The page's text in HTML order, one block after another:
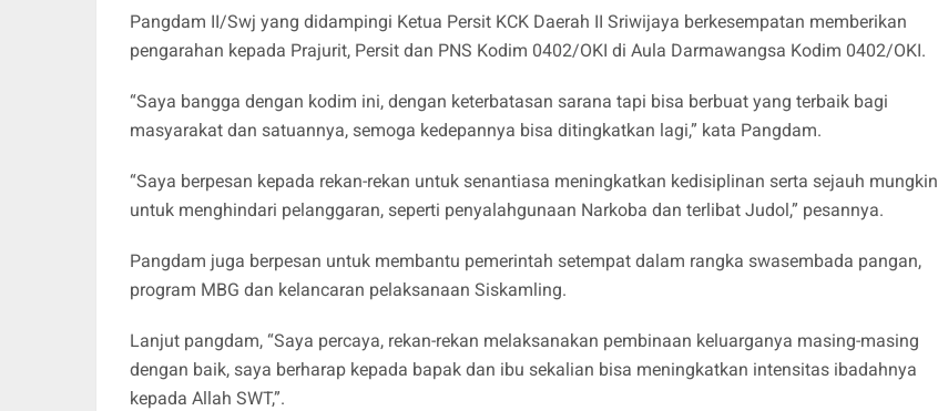
Pangdam II/Swj yang didampingi Ketua Persit KCK Daerah II Sriwijaya berkesempatan memberikan
pengarahan kepada Prajurit, Persit dan PNS Kodim 0402/OKI di Aula Darmawangsa Kodim 0402/OKI.
“Saya bangga dengan kodim ini, dengan keterbatasan sarana tapi bisa berbuat yang terbaik bagi
masyarakat dan satuannya, semoga kedepannya bisa ditingkatkan lagi,” kata Pangdam.
“Saya berpesan kepada rekan-rekan untuk senantiasa meningkatkan kedisiplinan serta sejauh mungkin
untuk menghindari pelanggaran, seperti penyalahgunaan Narkoba dan terlibat Judol,” pesannya.
Pangdam juga berpesan untuk membantu pemerintah setempat dalam rangka swasembada pangan,
program MBG dan kelancaran pelaksanaan Siskamling.
Lanjut pangdam, “Saya percaya, rekan-rekan melaksanakan pembinaan keluarganya masing-masing
dengan baik, saya berharap kepada bapak dan ibu sekalian bisa meningkatkan intensitas ibadahnya
kepada Allah SWT,”.